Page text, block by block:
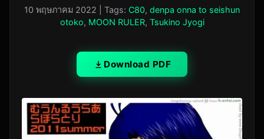
10 พฤษภาคม 2022 | Tags: C80, denpa onna to seishun
otoko, MOON RULER, Tsukino Jyogi
Download PDF